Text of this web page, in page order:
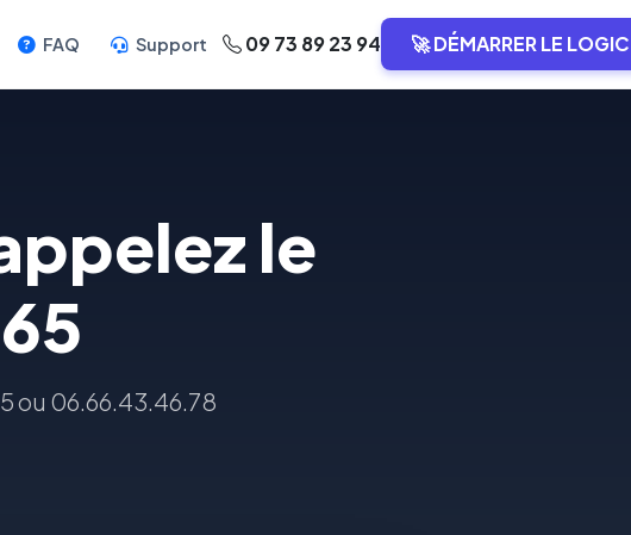
FAQ Support 09 73 89 23 94 🚀 DÉMARRER LE
le
ou 06.66.43.46.78